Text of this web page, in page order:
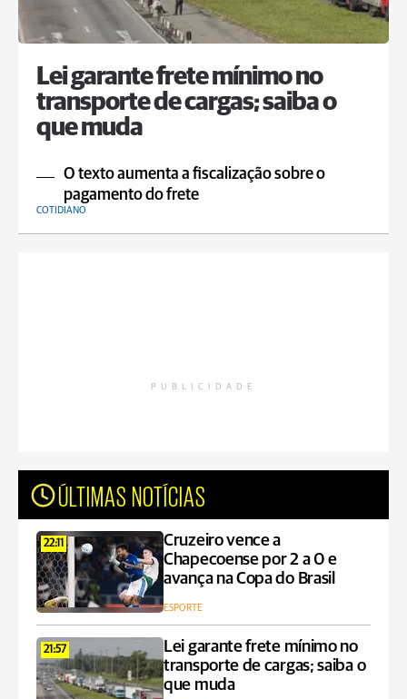
Lei garante frete mínimo no
transporte de cargas; saiba o
que muda
O texto aumenta a fiscalização sobre o
pagamento do frete
COTIDIANO
PUBLICIDADE
ÚLTIMAS NOTÍCIAS
22:11
Cruzeiro vence a
Chapecoense por 2 a 0 e
avança na Copa do Brasil
ESPORTE
21:57
Lei garante frete mínimo no
transporte de cargas; saiba o
que muda